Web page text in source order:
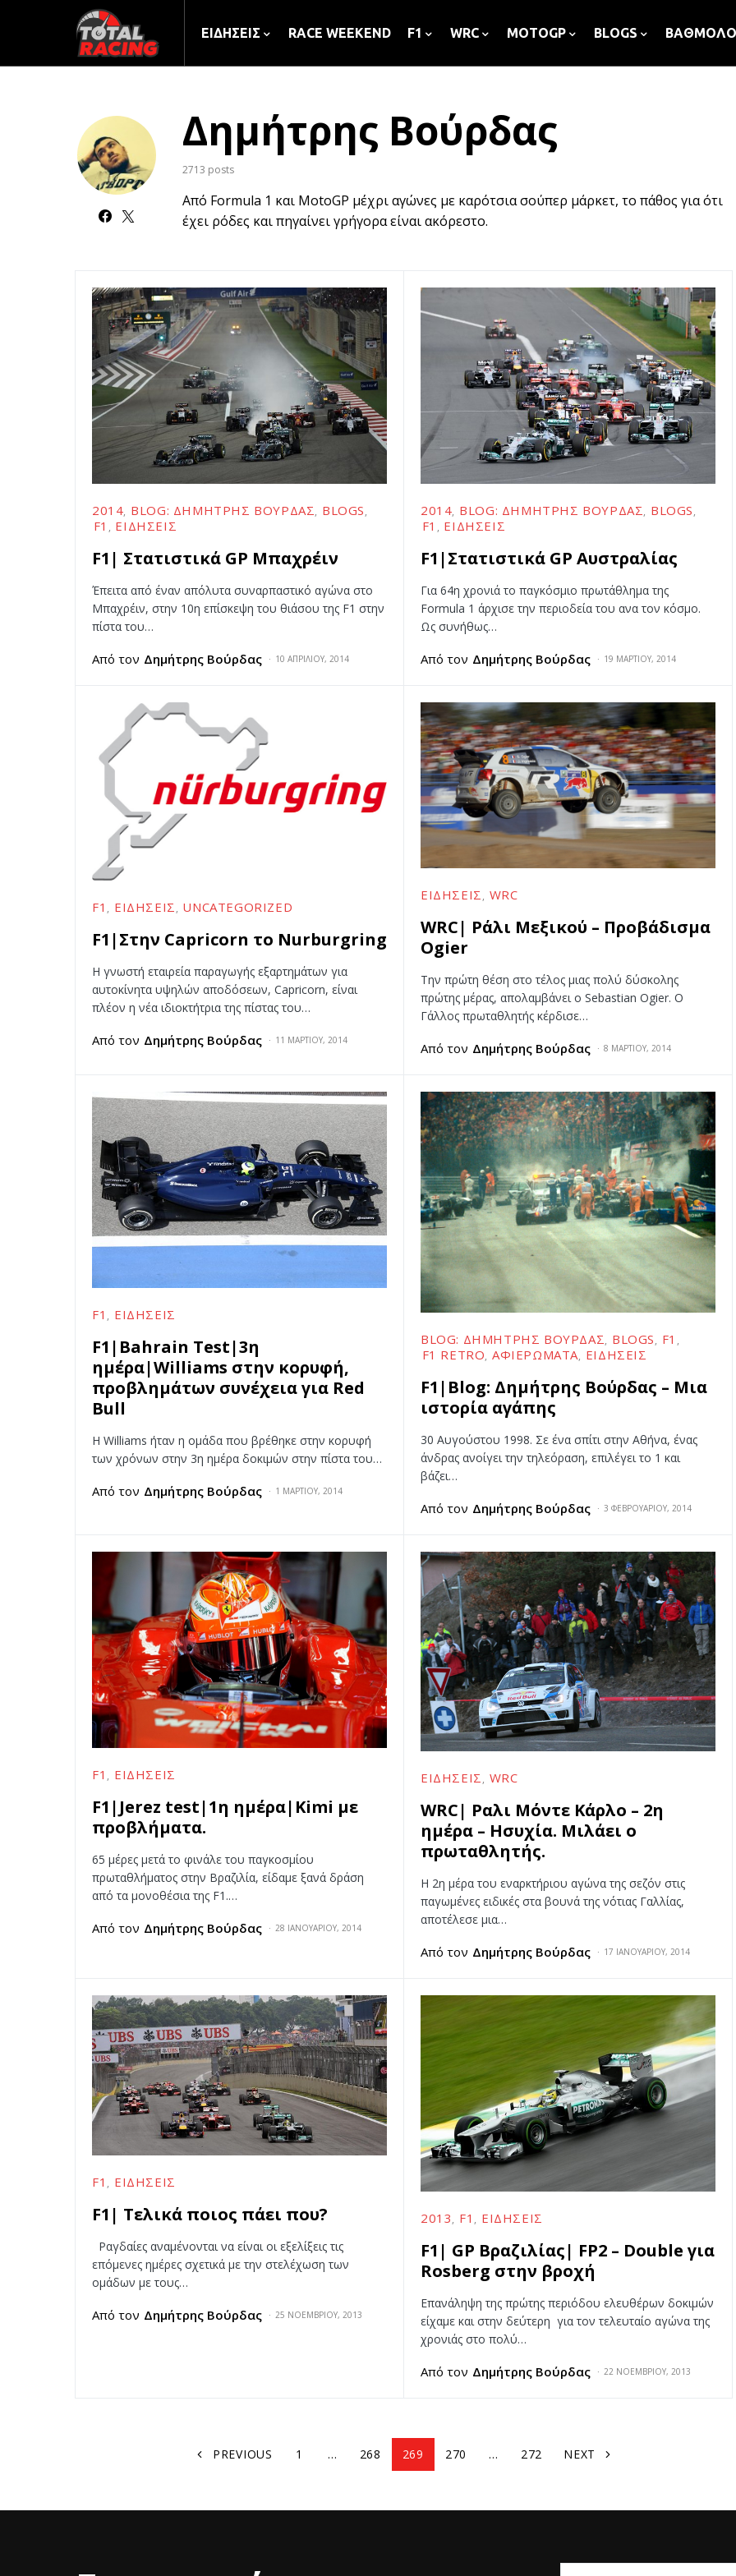
ΕΙΔΉΣΕΙΣ RACE WEEKEND F1 WRC MOTOGP BLOGS
Δημήτρης Βούρδας
2713 posts
Από Formula 1 και MotoGP μέχρι αγώνες με καρότσια σούπερ μάρκετ, το πάθος για ότι
έχει ρόδες και πηγαίνει γρήγορα είναι ακόρεστο.
2014 BLOG: ΔΗΜΉΤΡΗΣ ΒΟΎΡΔΑΣ BLOGS
F1
ΕΙΔΉΣΕΙΣ
F1| Στατιστικά GP Μπαχρέιν
Έπειτα από έναν απόλυτα συναρπαστικό αγώνα στο
Μπαχρέιν, στην 10η επίσκεψη του θιάσου της F1 στην
πίστα του…
Από τον Δημήτρης Βούρδας 10 ΑΠΡΙΛΊΟΥ, 2014
2014 BLOG: ΔΗΜΉΤΡΗΣ ΒΟΎΡΔΑΣ BLOGS
F1
ΕΙΔΉΣΕΙΣ
F1|Στατιστικά GP Αυστραλίας
Για 64η χρονιά το παγκόσμιο πρωτάθλημα της
Formula 1 άρχισε την περιοδεία του ανα τον κόσμο.
Ως συνήθως…
Από τον Δημήτρης Βούρδας 19 ΜΑΡΤΊΟΥ, 2014
F1 ΕΙΔΉΣΕΙΣ UNCATEGORIZED
F1|Στην Capricorn το Nurburgring
Η γνωστή εταιρεία παραγωγής εξαρτημάτων για
αυτοκίνητα υψηλών αποδόσεων, Capricorn, είναι
πλέον η νέα ιδιοκτήτρια της πίστας του…
Από τον Δημήτρης Βούρδας 11 ΜΑΡΤΊΟΥ, 2014
ΕΙΔΉΣΕΙΣ WRC
WRC| Ράλι Μεξικού – Προβάδισμα
Ogier
Την πρώτη θέση στο τέλος μιας πολύ δύσκολης
πρώτης μέρας, απολαμβάνει ο Sebastian Ogier. O
Γάλλος πρωταθλητής κέρδισε…
Από τον Δημήτρης Βούρδας 8 ΜΑΡΤΊΟΥ, 2014
F1 ΕΙΔΉΣΕΙΣ
F1|Bahrain Test|3η
ημέρα|Williams στην κορυφή,
προβλημάτων συνέχεια για Red
Bull
H Williams ήταν η ομάδα που βρέθηκε στην κορυφή
των χρόνων στην 3η ημέρα δοκιμών στην πίστα του…
Από τον Δημήτρης Βούρδας 1 ΜΑΡΤΊΟΥ, 2014
BLOG: ΔΗΜΉΤΡΗΣ ΒΟΎΡΔΑΣ BLOGS F1
F1 RETRO ΑΦΙΕΡΏΜΑΤΑ ΕΙΔΉΣΕΙΣ
F1|Blog: Δημήτρης Βούρδας – Μια
ιστορία αγάπης
30 Aυγούστου 1998. Σε ένα σπίτι στην Αθήνα, ένας
άνδρας ανοίγει την τηλεόραση, επιλέγει το 1 και
βάζει…
Από τον Δημήτρης Βούρδας 3 ΦΕΒΡΟΥΑΡΊΟΥ, 2014
F1 ΕΙΔΉΣΕΙΣ
F1|Jerez test|1η ημέρα|Kimi με
προβλήματα.
65 μέρες μετά το φινάλε του παγκοσμίου
πρωταθλήματος στην Βραζιλία, είδαμε ξανά δράση
από τα μονοθέσια της F1.…
Από τον Δημήτρης Βούρδας 28 ΙΑΝΟΥΑΡΊΟΥ, 2014
ΕΙΔΉΣΕΙΣ WRC
WRC| Ραλι Μόντε Κάρλο – 2η
ημέρα – Ησυχία. Μιλάει ο
πρωταθλητής.
Η 2η μέρα του εναρκτήριου αγώνα της σεζόν στις
παγωμένες ειδικές στα βουνά της νότιας Γαλλίας,
αποτέλεσε μια…
Από τον Δημήτρης Βούρδας 17 ΙΑΝΟΥΑΡΊΟΥ, 2014
F1 ΕΙΔΉΣΕΙΣ
F1| Τελικά ποιος πάει που?
Ραγδαίες αναμένονται να είναι οι εξελίξεις τις
επόμενες ημέρες σχετικά με την στελέχωση των
ομάδων με τους…
Από τον Δημήτρης Βούρδας 25 ΝΟΕΜΒΡΊΟΥ, 2013
2013 F1 ΕΙΔΉΣΕΙΣ
F1| GP Βραζιλίας| FP2 – Double για
Rosberg στην βροχή
Επανάληψη της πρώτης περιόδου ελευθέρων δοκιμών
είχαμε και στην δεύτερη για τον τελευταίο αγώνα της
χρονιάς στο πολύ…
Από τον Δημήτρης Βούρδας 22 ΝΟΕΜΒΡΊΟΥ, 2013
PREVIOUS 1 … 268 269 270 … 272 NEXT